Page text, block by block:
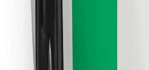
მიიღე მომსახურება რამდენიმე
გადმოწერე Bolt
იპოვე შენი საყვარელი